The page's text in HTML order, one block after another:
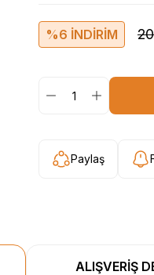
%6 İNDİRİM
Paylaş
ALIŞVERİŞ